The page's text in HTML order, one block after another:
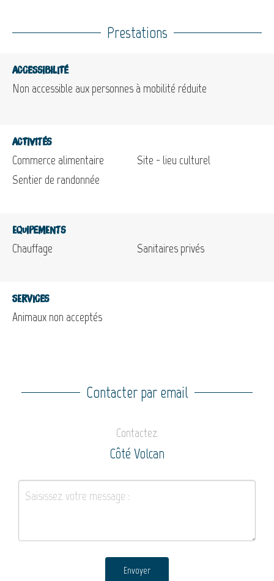
Prestations
Accessibilité
Non accessible aux personnes à mobilité réduite
Activités
Commerce alimentaire
Sentier de randonnée
Site - lieu culturel
Equipements
Chauffage Sanitaires privés
Services
Animaux non acceptés
Contacter par email
Contactez
Côté Volcan
Envoyer